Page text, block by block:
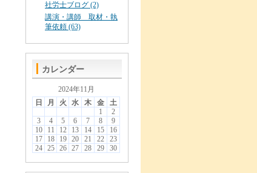
社労士ブログ (2)
講演・講師 取材・執
筆依頼 (63)
カレンダー
2024年11月
日
月 火 水 木 金
土
1
2
3
4 5 6 7 8
9
10
11 12 13 14 15
16
17
18 19 20 21 22
23
24
25 26 27 28 29 30